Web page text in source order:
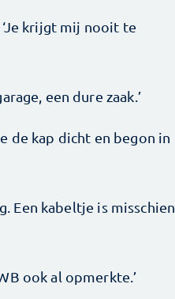
krijgt mij nooit te
een dure zaak.’
de kap dicht en begon in
Een kabeltje is misschien
ook al opmerkte.’